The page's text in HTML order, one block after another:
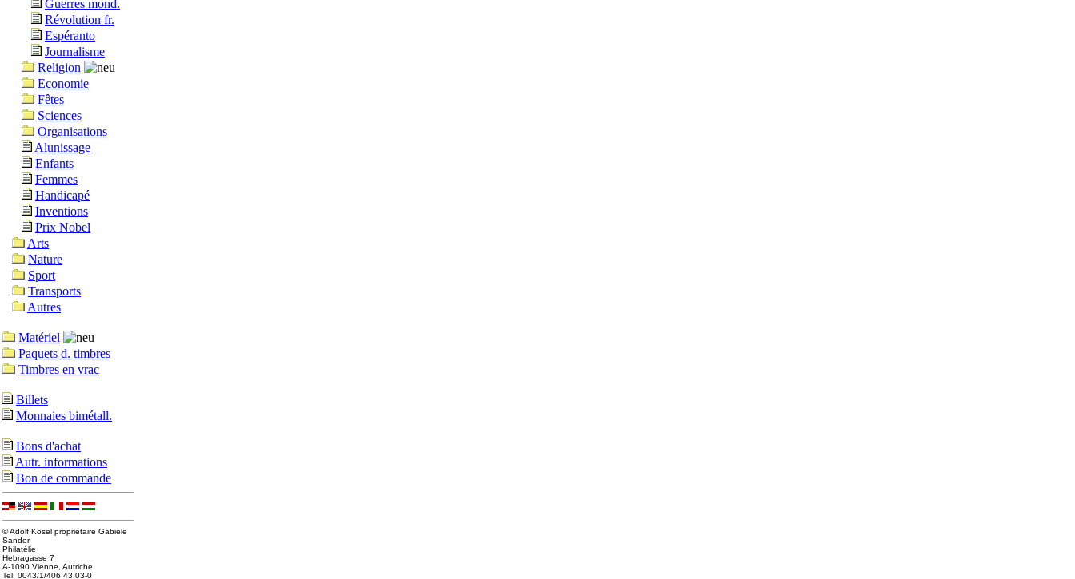
Guerres mond.
Révolution fr.
Espéranto
Journalisme
Religion
Economie
Fêtes
Sciences
Organisations
Alunissage
Enfants
Femmes
Handicapé
Inventions
Prix Nobel
Arts
Nature
Sport
Transports
Autres
Matériel
Paquets d. timbres
Timbres en vrac
Billets
Monnaies bimétall.
Bons d'achat
Autr. informations
Bon de commande
© Adolf Kosel propriétaire Gabiele
Sander
Philatélie
Hebragasse 7
A-1090 Vienne, Autriche
Tel: 0043/1/406 43 03-0